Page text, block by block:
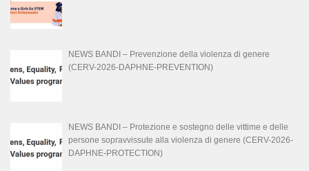
NEWS BANDI – Prevenzione della violenza di genere
(CERV-2026-DAPHNE-PREVENTION)
NEWS BANDI – Protezione e sostegno delle vittime e delle
persone sopravvissute alla violenza di genere (CERV-2026-
DAPHNE-PROTECTION)